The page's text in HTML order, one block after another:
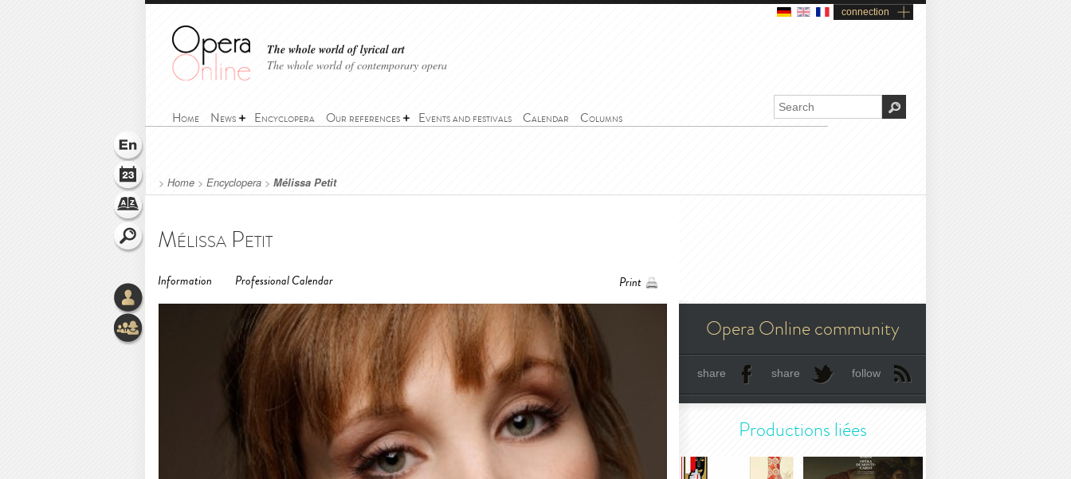
connection
The whole world of lyrical art
The whole world of contemporary opera
Home News Encyclopera Our references Events and festivals Calendar Columns
> Home > Encyclopera > Mélissa Petit
Mélissa Petit
Information Professional Calendar Print
Opera Online community
share share follow
Productions liées